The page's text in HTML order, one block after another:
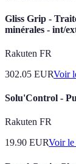
Gliss Grip -
minérales - int/
Rakuten FR
302.05 EURVoir
Solu'Control -
Rakuten FR
19.90 EURVoir